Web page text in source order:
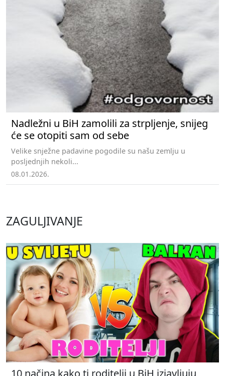
Nadležni u BiH zamolili za strpljenje, snijeg
će se otopiti sam od sebe
Velike snježne padavine pogodile su našu zemlju u
posljednjih nekoli...
08.01.2026.
ZAGULJIVANJE